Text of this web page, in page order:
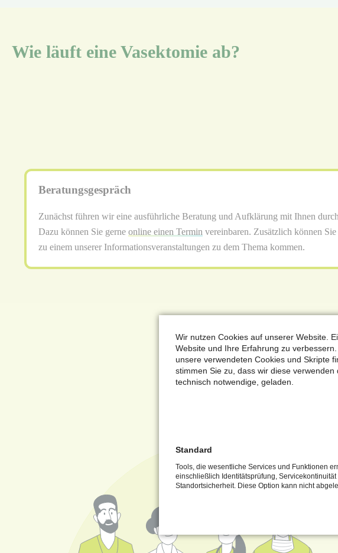
Wie läuft eine Vasektomie ab?
Beratungsgespräch
Zunächst führen wir eine ausführliche Beratung und Aufklärung mit Ihnen
Dazu können Sie gerne online einen Termin vereinbaren. Zusätzlich können Sie
zu einem unserer Informationsveranstaltungen zu dem Thema kommen.
Wir nutzen Cookies auf unserer Website.
Website und Ihre Erfahrung zu
unsere verwendeten Cookies und Skripte
stimmen Sie zu, dass wir diese
technisch notwendige, geladen.
Standard
Tools, die wesentliche Services und Funktionen
einschließlich Identitätsprüfung, Servicekontinuität
Standortsicherheit. Diese Option kann nicht